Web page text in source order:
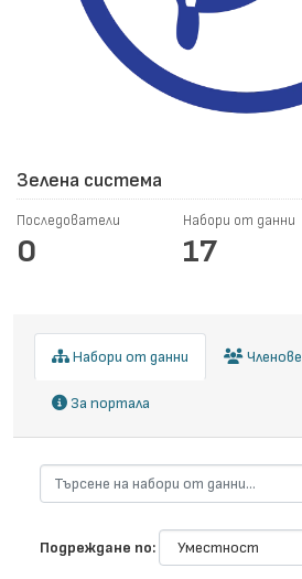
Зелена система
Последователи
0
Набори от данни
17
Набори от данни Членове
За портала
Подреждане по